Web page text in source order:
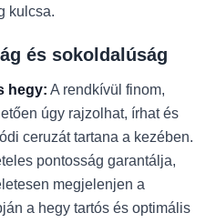
kulcsa.
és sokoldalúság
hegy: A rendkívül finom,
úgy rajzolhat, írhat és
ceruzát tartana a kezében.
pontosság garantálja,
megjelenjen a
a hegy tartós és optimális